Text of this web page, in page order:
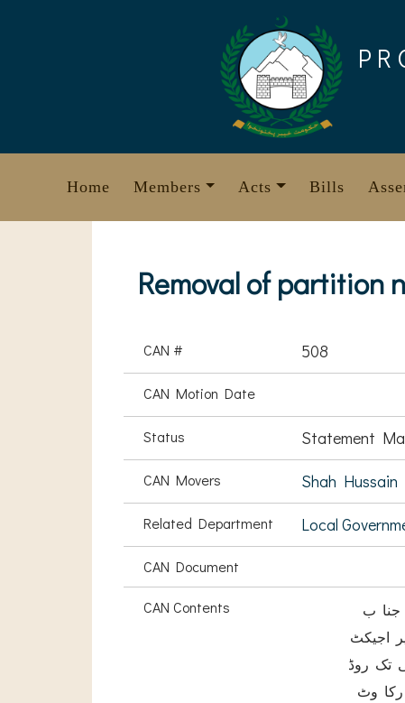
Home Members Acts Bills
Removal of partition
CAN # 508
CAN Motion Date
Status Statement
CAN Movers Shah Hussain
Related Department Local
CAN Document
CAN Contents
ب
اجیکٹ
تک روڈ
وٹ